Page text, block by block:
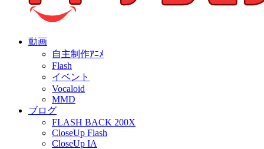
個人制作アニメを中心とした動画紹介ブログ
動画
自主制作ｱﾆﾒ
Flash
イベント
Vocaloid
MMD
ブログ
FLASH BACK 200X
CloseUp Flash
CloseUp IA